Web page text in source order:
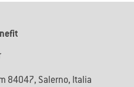
84047, Salerno, Italia